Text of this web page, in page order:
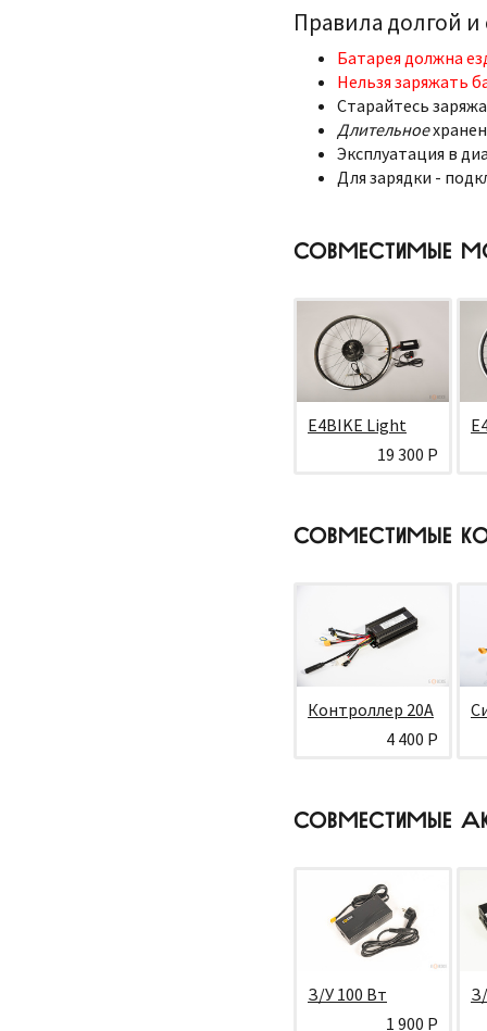
Правила долгой
Батарея должна
Нельзя заряжать
Старайтесь
Длительное
Эксплуатация в
Для зарядки -
СОВМЕСТИМЫЕ
E4BIKE Light
19 300 Р
СОВМЕСТИМЫЕ
Контроллер 20А
4 400 Р
СОВМЕСТИМЫЕ
З/У 100 Вт
1 900 Р